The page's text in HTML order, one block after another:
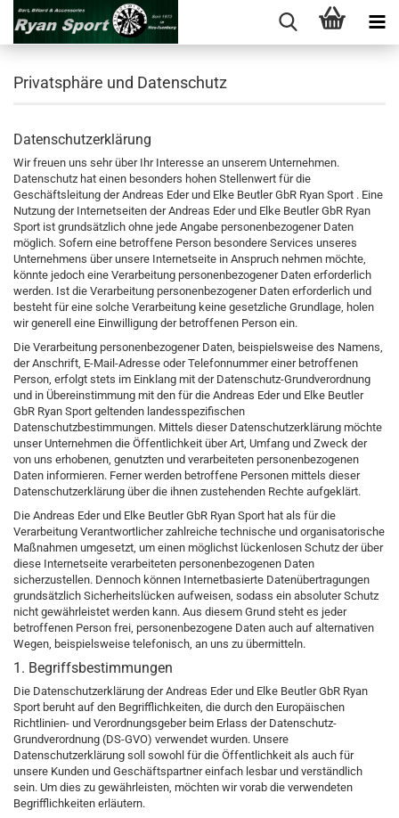
Privatsphäre und Datenschutz
Datenschutzerklärung
Wir freuen uns sehr über Ihr Interesse an unserem Unternehmen.
Datenschutz hat einen besonders hohen Stellenwert für die
Geschäftsleitung der Andreas Eder und Elke Beutler GbR Ryan Sport . Eine
Nutzung der Internetseiten der Andreas Eder und Elke Beutler GbR Ryan
Sport ist grundsätzlich ohne jede Angabe personenbezogener Daten
möglich. Sofern eine betroffene Person besondere Services unseres
Unternehmens über unsere Internetseite in Anspruch nehmen möchte,
könnte jedoch eine Verarbeitung personenbezogener Daten erforderlich
werden. Ist die Verarbeitung personenbezogener Daten erforderlich und
besteht für eine solche Verarbeitung keine gesetzliche Grundlage, holen
wir generell eine Einwilligung der betroffenen Person ein.
Die Verarbeitung personenbezogener Daten, beispielsweise des Namens,
der Anschrift, E-Mail-Adresse oder Telefonnummer einer betroffenen
Person, erfolgt stets im Einklang mit der Datenschutz-Grundverordnung
und in Übereinstimmung mit den für die Andreas Eder und Elke Beutler
GbR Ryan Sport geltenden landesspezifischen
Datenschutzbestimmungen. Mittels dieser Datenschutzerklärung möchte
unser Unternehmen die Öffentlichkeit über Art, Umfang und Zweck der
von uns erhobenen, genutzten und verarbeiteten personenbezogenen
Daten informieren. Ferner werden betroffene Personen mittels dieser
Datenschutzerklärung über die ihnen zustehenden Rechte aufgeklärt.
Die Andreas Eder und Elke Beutler GbR Ryan Sport hat als für die
Verarbeitung Verantwortlicher zahlreiche technische und organisatorische
Maßnahmen umgesetzt, um einen möglichst lückenlosen Schutz der über
diese Internetseite verarbeiteten personenbezogenen Daten
sicherzustellen. Dennoch können Internetbasierte Datenübertragungen
grundsätzlich Sicherheitslücken aufweisen, sodass ein absoluter Schutz
nicht gewährleistet werden kann. Aus diesem Grund steht es jeder
betroffenen Person frei, personenbezogene Daten auch auf alternativen
Wegen, beispielsweise telefonisch, an uns zu übermitteln.
1. Begriffsbestimmungen
Die Datenschutzerklärung der Andreas Eder und Elke Beutler GbR Ryan
Sport beruht auf den Begrifflichkeiten, die durch den Europäischen
Richtlinien- und Verordnungsgeber beim Erlass der Datenschutz-
Grundverordnung (DS-GVO) verwendet wurden. Unsere
Datenschutzerklärung soll sowohl für die Öffentlichkeit als auch für
unsere Kunden und Geschäftspartner einfach lesbar und verständlich
sein. Um dies zu gewährleisten, möchten wir vorab die verwendeten
Begrifflichkeiten erläutern.